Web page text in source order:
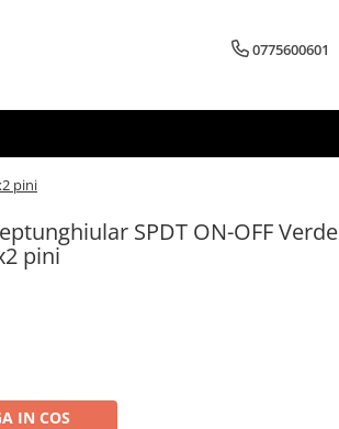
0775600601
pini
SPDT ON-OFF Verde
pini
IN COS